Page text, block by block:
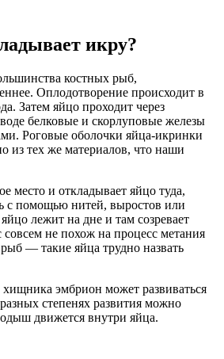
икру?
костных рыб,
Оплодотворение происходит в
Затем яйцо проходит через
белковые и скорлуповые железы
Роговые оболочки яйца-икринки
из тех же материалов, что наши
место и откладывает яйцо туда,
с помощью нитей, выростов или
лежит на дне и там созревает
не похож на процесс метания
— такие яйца трудно назвать
эмбрион может развиваться
степенях развития можно
движется внутри яйца.